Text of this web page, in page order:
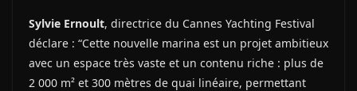
Sylvie Ernoult, directrice du Cannes Yachting Festival
déclare : “Cette nouvelle marina est un projet ambitieux
avec un espace très vaste et un contenu riche : plus de
2 000 m² et 300 mètres de quai linéaire, permettant